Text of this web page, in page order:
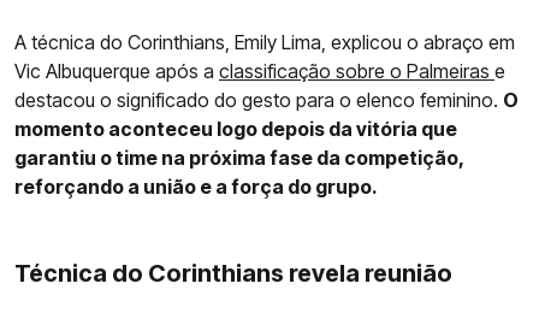
A técnica do Corinthians, Emily Lima, explicou o abraço em
Vic Albuquerque após a classificação sobre o Palmeiras e
destacou o significado do gesto para o elenco feminino. O
momento aconteceu logo depois da vitória que
garantiu o time na próxima fase da competição,
reforçando a união e a força do grupo.
Técnica do Corinthians revela reunião